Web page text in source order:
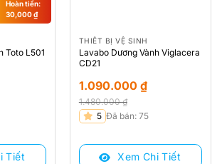
Hoàn tiền:
30,000₫
Toto L501
Tiết
THIẾT BỊ VỆ SINH
Lavabo Dương Vành Viglacera
CD21
1.480.000₫
Giá
là:
1.480.000 ₫.
1.090.000 ₫
Giá
tại
5 Đã bán: 75
Xem Chi Tiết